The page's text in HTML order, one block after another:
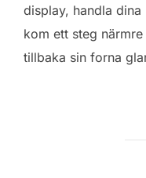
display, handla
kom ett steg
tillbaka sin forna